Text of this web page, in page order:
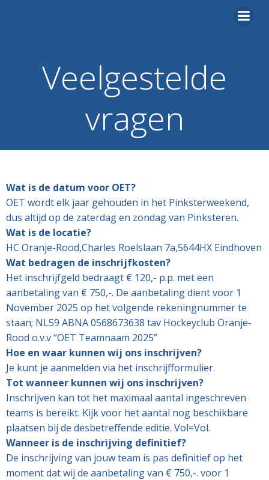
Veelgestelde
vragen
Wat is de datum voor OET?
OET wordt elk jaar gehouden in het Pinksterweekend,
dus altijd op de zaterdag en zondag van Pinksteren.
Wat is de locatie?
HC Oranje-Rood,Charles Roelslaan 7a,5644HX Eindhoven
Wat bedragen de inschrijfkosten?
Het inschrijfgeld bedraagt € 120,- p.p. met een
aanbetaling van € 750,-. De aanbetaling dient voor 1
November 2025 op het volgende rekeningnummer te
staan; NL59 ABNA 0568673638 tav Hockeyclub Oranje-
Rood o.v.v “OET Teamnaam 2025”
Hoe en waar kunnen wij ons inschrijven?
Je kunt je aanmelden via het inschrijfformulier.
Tot wanneer kunnen wij ons inschrijven?
Inschrijven kan tot het maximaal aantal ingeschreven
teams is bereikt. Kijk voor het aantal nog beschikbare
plaatsen bij de desbetreffende editie. Vol=Vol.
Wanneer is de inschrijving definitief?
De inschrijving van jouw team is pas definitief op het
moment dat wij de aanbetaling van € 750,-. voor 1